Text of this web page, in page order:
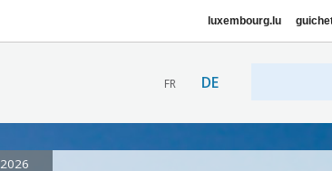
luxembourg.lu
FR DE